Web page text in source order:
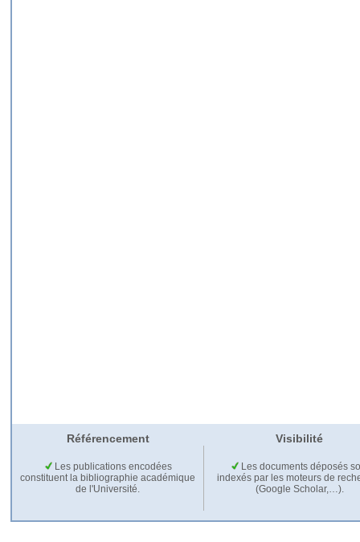
Référencement Visibilité
Les publications encodées
constituent la bibliographie académique
de l'Université.
Les documents déposés
indexés par les moteurs de
(Google Scholar,…).